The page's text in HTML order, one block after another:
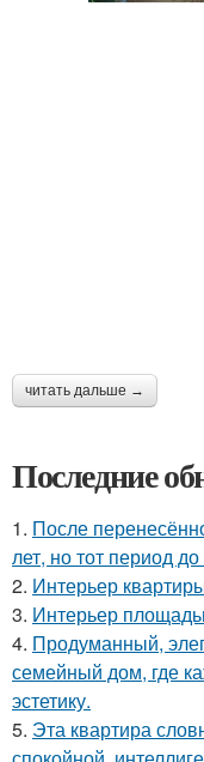
читать дальше →
Последние
1. После
лет, но тот период
2. Интерьер
3. Интерьер
4. Продуманный,
семейный дом, где
эстетику.
5. Эта квартира